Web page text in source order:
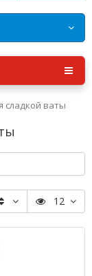
сладкой ваты
12